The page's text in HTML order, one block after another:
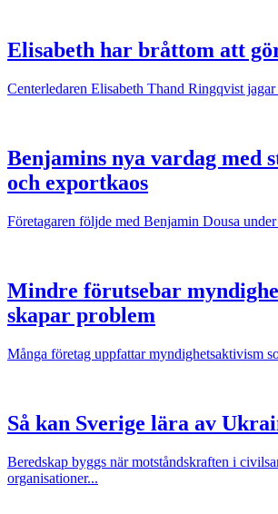
Elisabeth har bråttom att
Centerledaren Elisabeth Thand Ringqvist
Benjamins nya vardag med
och exportkaos
Företagaren följde med Benjamin Dousa
Mindre förutsebar
skapar problem
Många företag uppfattar myndighetsaktivism
Så kan Sverige lära av
Beredskap byggs när motståndskraften i
organisationer...